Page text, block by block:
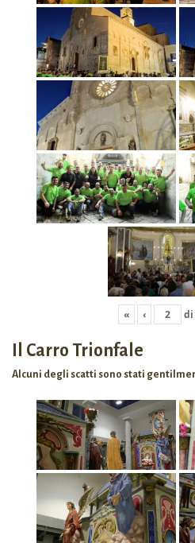
« ‹ di
Il Carro Trionfale
Alcuni degli scatti sono stati